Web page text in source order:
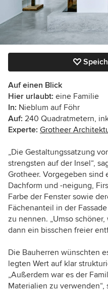
Auf einen Blick
Hier urlaubt: eine Familie
In: Nieblum auf Föhr
Auf: 240 Quadratmetern,
Experte: Grotheer
„Die Gestaltungssatzung
strengsten auf der Insel“,
Grotheer. Vorgegeben sind
Dachform und -neigung,
Farbe der Fenster sowie
Fächenanteil in der
zu nennen. „Umso
dann ein bisschen freier
Die Bauherren wünschten
legten Wert auf klar
„Außerdem war es der
Materialien zu verwenden“,